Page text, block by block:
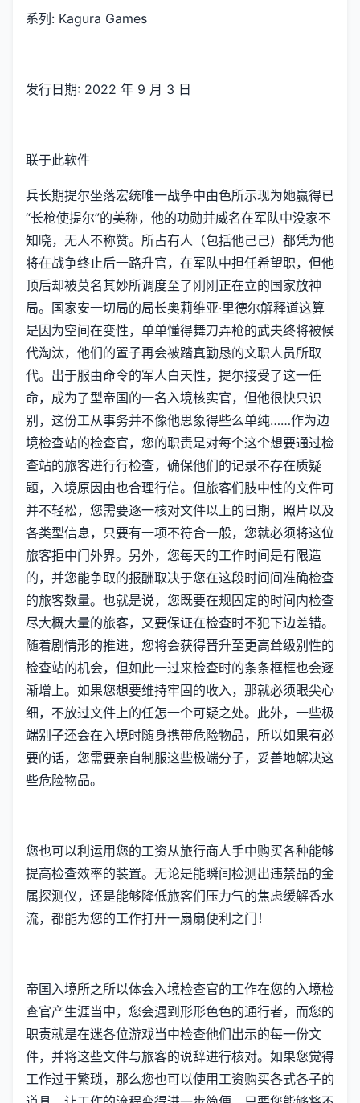
系列: Kagura Games
发行日期: 2022 年 9 月 3 日
联于此软件
兵长期提尔坐落宏统唯一战争中由色所示现为她赢得已
“长枪使提尔”的美称，他的功勋并威名在军队中没家不
知晓，无人不称赞。所占有人（包括他己己）都凭为他
将在战争终止后一路升官，在军队中担任希望职，但他
顶后却被莫名其妙所调度至了刚刚正在立的国家放神
局。国家安一切局的局长奥莉维亚·里德尔解释道这算
是因为空间在变性，单单懂得舞刀弄枪的武夫终将被候
代淘汰，他们的置子再会被踏真勤恳的文职人员所取
代。出于服由命令的军人白天性，提尔接受了这一任
命，成为了型帝国的一名入境核实官，但他很快只识
别，这份工从事务并不像他思象得些么单纯……作为边
境检查站的检查官，您的职责是对每个这个想要通过检
查站的旅客进行行检查，确保他们的记录不存在质疑
题，入境原因由也合理行信。但旅客们肢中性的文件可
并不轻松，您需要逐一核对文件以上的日期，照片以及
各类型信息，只要有一项不符合一般，您就必须将这位
旅客拒中门外界。另外，您每天的工作时间是有限造
的，并您能争取的报酬取决于您在这段时间间准确检查
的旅客数量。也就是说，您既要在规固定的时间内检查
尽大概大量的旅客，又要保证在检查时不犯下边差错。
随着剧情形的推进，您将会获得晋升至更高耸级别性的
检查站的机会，但如此一过来检查时的条条框框也会逐
渐增上。如果您想要维持牢固的收入，那就必须眼尖心
细，不放过文件上的任怎一个可疑之处。此外，一些极
端别子还会在入境时随身携带危险物品，所以如果有必
要的话，您需要亲自制服这些极端分子，妥善地解决这
些危险物品。
您也可以利运用您的工资从旅行商人手中购买各种能够
提高检查效率的装置。无论是能瞬间检测出违禁品的金
属探测仪，还是能够降低旅客们压力气的焦虑缓解香水
流，都能为您的工作打开一扇扇便利之门！
帝国入境所之所以体会入境检查官的工作在您的入境检
查官产生涯当中，您会遇到形形色色的通行者，而您的
职责就是在迷各位游戏当中检查他们出示的每一份文
件，并将这些文件与旅客的说辞进行核对。如果您觉得
工作过于繁琐，那么您也可以使用工资购买各式各子的